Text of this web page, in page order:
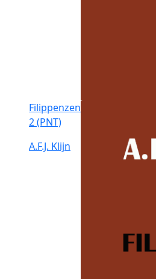
Filippenzen
2 (PNT)
A.F.J. Klijn